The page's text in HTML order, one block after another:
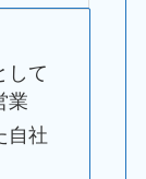
して
業
自社